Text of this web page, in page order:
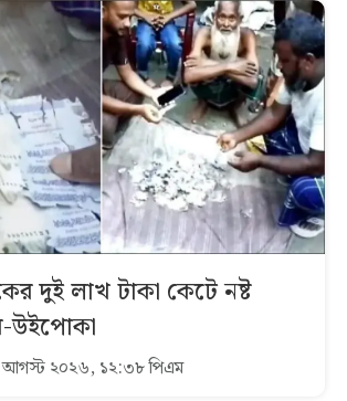
দুই লাখ টাকা কেটে নষ্ট
উইপোকা
২০২৬, ১২:৩৮ পিএম